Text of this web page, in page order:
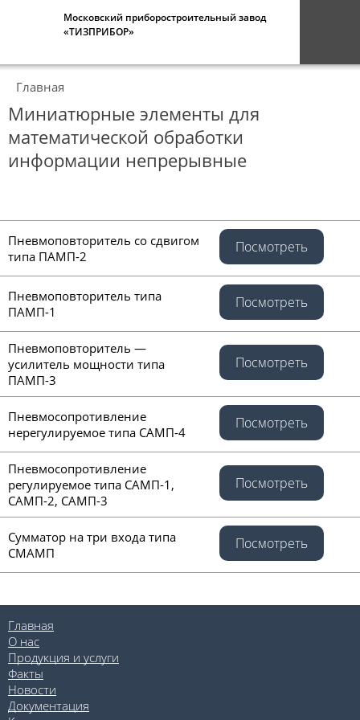
Московский приборостроительный завод
«ТИЗПРИБОР»
Главная
Миниатюрные элементы для
математической обработки
информации непрерывные
Пневмоповторитель со сдвигом
типа ПАМП-2
Посмотреть
Пневмоповторитель типа
ПАМП-1
Посмотреть
Пневмоповторитель —
усилитель мощности типа
ПАМП-3
Посмотреть
Пневмосопротивление
нерегулируемое типа САМП-4
Посмотреть
Пневмосопротивление
регулируемое типа САМП-1,
САМП-2, САМП-3
Посмотреть
Сумматор на три входа типа
СМАМП
Посмотреть
Главная
О нас
Продукция и услуги
Факты
Новости
Документация